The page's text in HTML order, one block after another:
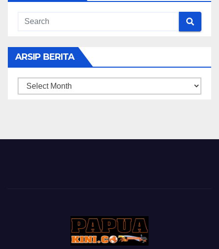
ARSIP BERITA
ARSIP